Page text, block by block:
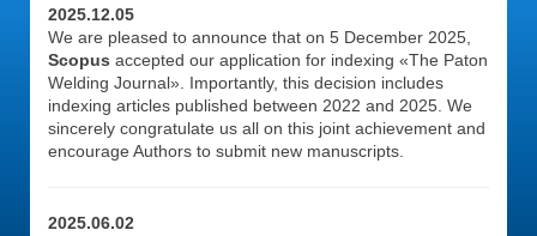
2025.12.05
We are pleased to announce that on 5 December 2025,
Scopus accepted our application for indexing «The Paton
Welding Journal». Importantly, this decision includes
indexing articles published between 2022 and 2025. We
sincerely congratulate us all on this joint achievement and
encourage Authors to submit new manuscripts.
2025.06.02